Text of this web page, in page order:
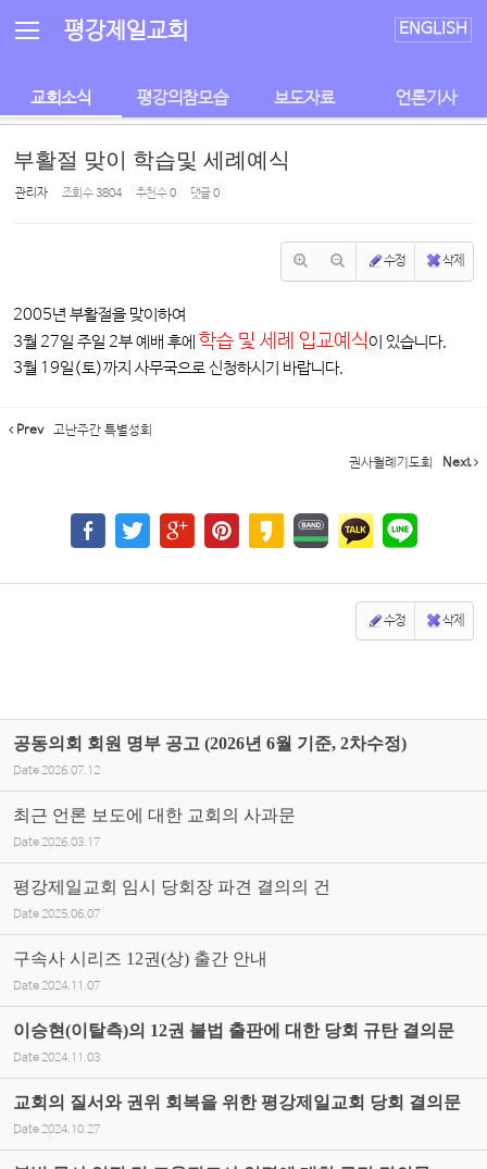
평강제일교회 ENGLISH
교회소식 평강의참모습 보도자료 언론기사
부활절 맞이 학습및 세례예식
관리자 조회 수3804 추천 수0 댓글0
수정 삭제
2005년 부활절을 맞이하여
3월 27일 주일 2부 예배 후에 학습 및 세례 입교예식이 있습니다.
3월 19일(토)까지 사무국으로 신청하시기 바랍니다.
Prev 고난주간 특별성회
권사월례기도회 Next
수정 삭제
공동의회 회원 명부 공고 (2026년 6월 기준, 2차수정)
Date 2026.07.12
최근 언론 보도에 대한 교회의 사과문
Date 2026.03.17
평강제일교회 임시 당회장 파견 결의의 건
Date 2025.06.07
구속사 시리즈 12권(상) 출간 안내
Date 2024.11.07
이승현(이탈측)의 12권 불법 출판에 대한 당회 규탄 결의문
Date 2024.11.03
교회의 질서와 권위 회복을 위한 평강제일교회 당회 결의문
Date 2024.10.27